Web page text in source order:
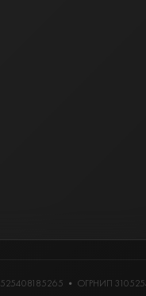
525408185265 • ОГРНИП